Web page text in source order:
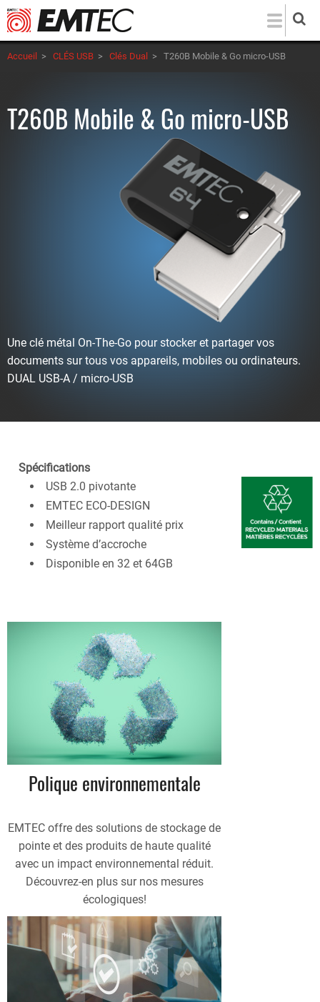
Aller
au
contenu
principal
Accueil > CLÉS USB > Clés Dual > T260B Mobile & Go micro-USB
T260B Mobile & Go micro-USB
Une clé métal On-The-Go pour stocker et partager vos
documents sur tous vos appareils, mobiles ou ordinateurs.
DUAL USB-A / micro-USB
Spécifications
USB 2.0 pivotante
EMTEC ECO-DESIGN
Meilleur rapport qualité prix
Système d’accroche
Disponible en 32 et 64GB
Polique environnementale
EMTEC offre des solutions de stockage de
pointe et des produits de haute qualité
avec un impact environnemental réduit.
Découvrez-en plus sur nos mesures
écologiques!